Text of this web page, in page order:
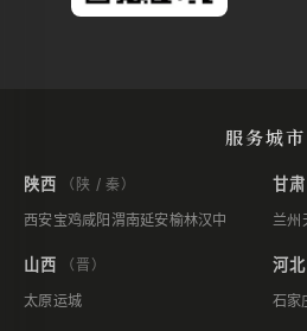
服务城市
陕西
（陕 / 秦）
西安宝鸡咸阳 渭南延安榆林汉中
甘肃
兰州
山西
（晋）
太原运城
河北
石家